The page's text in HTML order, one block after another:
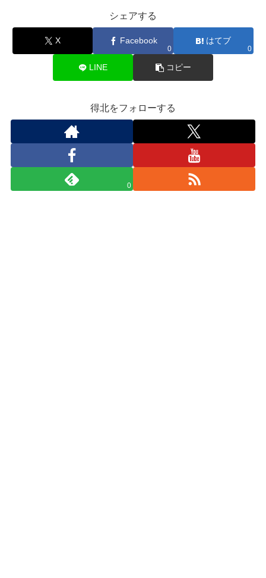
シェアする
X Facebook
0
はてブ
0
LINE コピー
得北をフォローする
0